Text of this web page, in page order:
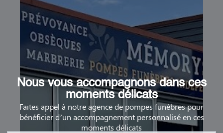
Nous vous accompagnons dans ces
moments délicats
Faites appel à notre agence de pompes funèbres pour
bénéficier d’un accompagnement personnalisé en ces
moments délicats